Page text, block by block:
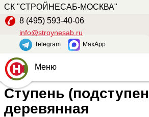
СК "СТРОЙНЕСАБ-МОСКВА"
8 (495) 593-40-06
info@stroynesab.ru
Telegram MaxApp
Главная
Каталог
Меню
Ступень
деревянная